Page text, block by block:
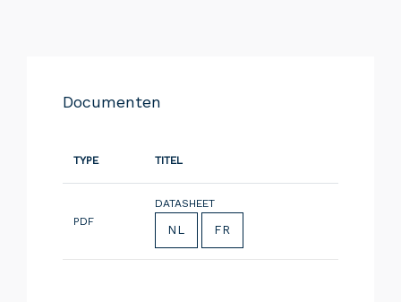
Documenten
TYPE TITEL
PDF
DATASHEET
NL FR